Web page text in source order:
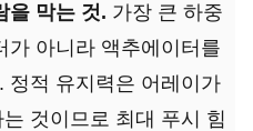
을 막는 것. 가장 큰 하중
가 아니라 액추에이터를
정적 유지력은 어레이가
것이므로 최대 푸시 힘